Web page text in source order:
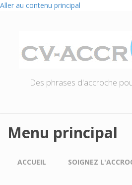
Aller au contenu principal
Des phrases d'accroche
Menu principal
ACCUEIL SOIGNEZ